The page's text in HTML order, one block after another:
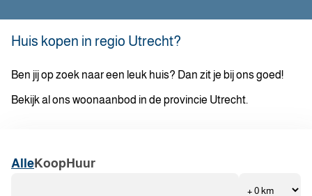
Huis kopen in regio Utrecht?
Ben jij op zoek naar een leuk huis? Dan zit je bij ons goed!
Bekijk al ons woonaanbod in de provincie Utrecht.
Alle Koop Huur